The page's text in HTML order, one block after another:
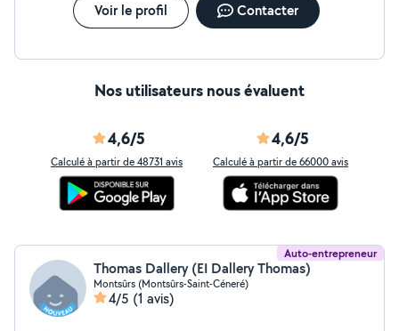
Voir le profil Contacter
Nos utilisateurs nous évaluent
4,6/5
Calculé à partir de 48731 avis
4,6/5
Calculé à partir de 66000 avis
Auto-entrepreneur
Thomas Dallery (EI Dallery Thomas)
Montsûrs (Montsûrs-Saint-Céneré)
4/5 (1 avis)